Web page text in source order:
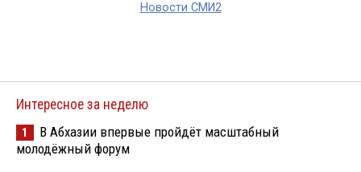
Новости СМИ2
Интересное за неделю
1
В Абхазии впервые пройдёт масштабный
молодёжный форум